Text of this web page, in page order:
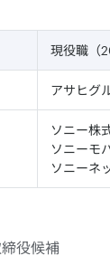
現役職（
アサヒグ
ソニー株
ソニーモ
ソニーネ
締役候補